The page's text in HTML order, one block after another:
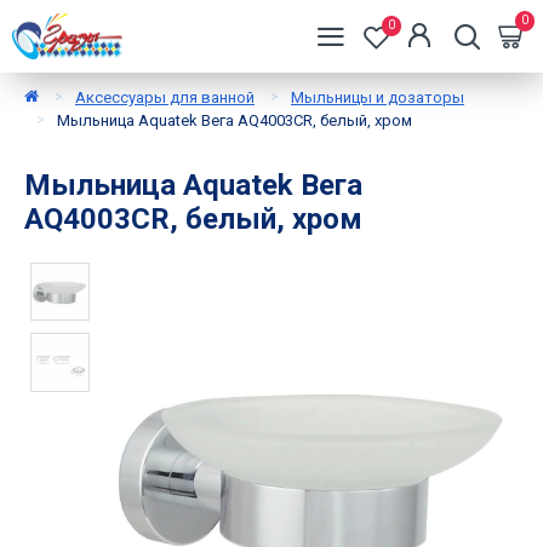
0 0
Аксессуары для ванной
Мыльницы и дозаторы
Мыльница Aquatek Вега AQ4003CR, белый, хром
Мыльница Aquatek Вега
AQ4003CR, белый, хром